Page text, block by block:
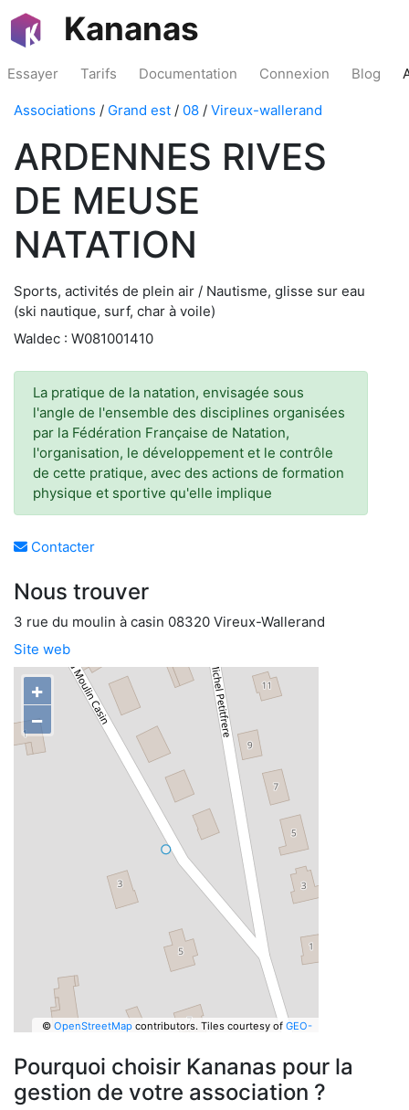
Kananas
Essayer Tarifs Documentation Connexion Blog
Associations / Grand est / 08 / Vireux-wallerand
ARDENNES RIVES
DE MEUSE
NATATION
Sports, activités de plein air / Nautisme, glisse sur eau
(ski nautique, surf, char à voile)
Waldec : W081001410
La pratique de la natation, envisagée sous
l'angle de l'ensemble des disciplines organisées
par la Fédération Française de Natation,
l'organisation, le développement et le contrôle
de cette pratique, avec des actions de formation
physique et sportive qu'elle implique
Contacter
Nous trouver
3 rue du moulin à casin 08320 Vireux-Wallerand
Site web
+
−
© OpenStreetMapcontributors. Tiles courtesy of GEO-
Pourquoi choisir Kananas pour la
gestion de votre association ?